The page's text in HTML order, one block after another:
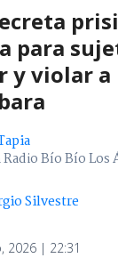
para
y violar a
Radio Bío Bío Los
Silvestre
2026 | 22:31